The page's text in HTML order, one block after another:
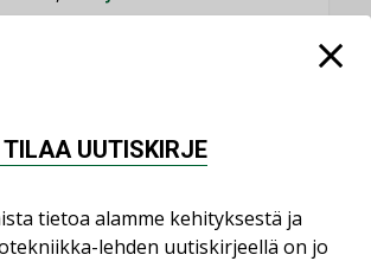
TILAA UUTISKIRJE
tietoa alamme kehityksestä ja
lehden uutiskirjeellä on jo